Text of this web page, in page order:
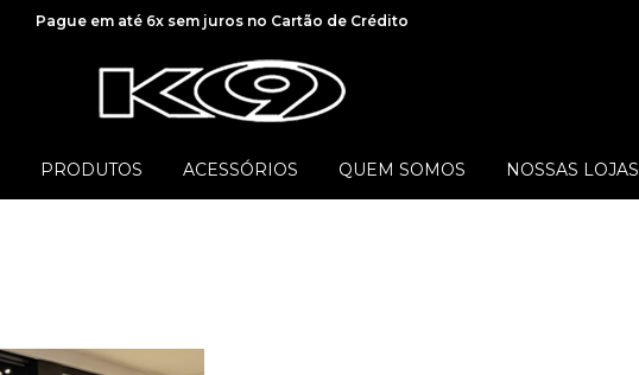
Pague em até 6x sem juros no Cartão de Crédito
PRODUTOS ACESSÓRIOS QUEM SOMOS NOSSAS LOJAS